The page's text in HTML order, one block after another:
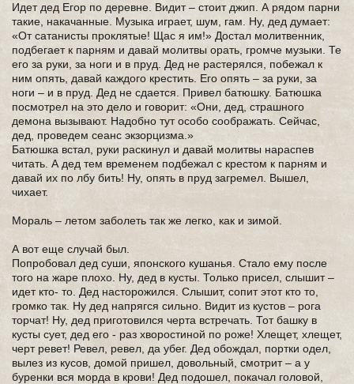
Идет дед Егор по деревне. Видит – стоит джип. А рядом парни
такие, накачанные. Музыка играет, шум, гам. Ну, дед думает:
«От сатанисты проклятые! Щас я им!» Достал молитвенник,
подбегает к парням и давай молитвы орать, громче музыки. Те
его за руки, за ноги и в пруд. Дед не растерялся, побежал к
ним опять, давай каждого крестить. Его опять – за руки, за
ноги – и в пруд. Дед не сдается. Привел батюшку. Батюшка
посмотрел на это дело и говорит: «Они, дед, страшного
демона вызывают. Надобно тут особо соображать. Сейчас,
дед, проведем сеанс экзорцизма.»
Батюшка встал, руки раскинул и давай молитвы нараспев
читать. А дед тем временем подбежал с крестом к парням и
давай их по лбу бить! Ну, опять в пруд загремел. Вышел,
чихает.
Мораль – летом заболеть так же легко, как и зимой.
А вот еще случай был.
Попробовал дед суши, японского кушанья. Стало ему после
того на жаре плохо. Ну, дед в кусты. Только присел, слышит –
идет кто- то. Дед насторожился. Слышит, сопит этот кто то,
громко так. Ну дед напрягся сильно. Видит из кустов – рога
торчат! Ну, дед приготовился черта встречать. Тот башку в
кусты сует, дед его - раз хворостиной по роже! Хлещет, хлещет,
черт ревет! Ревел, ревел, да убег. Дед обождал, портки одел,
вылез из кусов, домой пришел, довольный, смотрит – а у
буренки вся морда в крови! Дед подошел, покачал головой,